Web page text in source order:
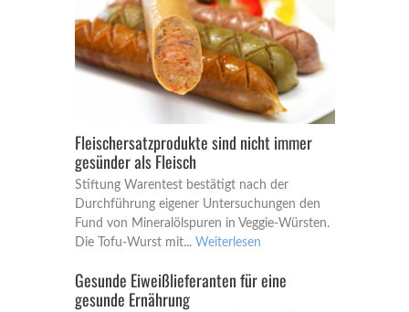
Fleischersatzprodukte sind nicht immer
gesünder als Fleisch
Stiftung Warentest bestätigt nach der
Durchführung eigener Untersuchungen den
Fund von Mineralölspuren in Veggie-Würsten.
Die Tofu-Wurst mit... Weiterlesen
Gesunde Eiweißlieferanten für eine
gesunde Ernährung